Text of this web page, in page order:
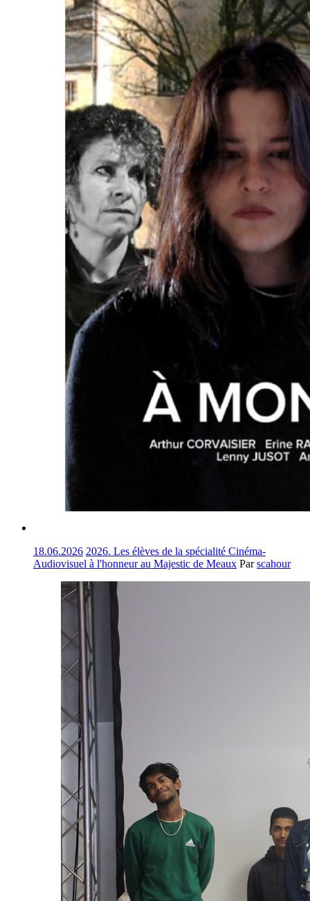
18.06.2026 2026. Les élèves de la spécialité Cinéma-
Audiovisuel à l'honneur au Majestic de Meaux Parscahour